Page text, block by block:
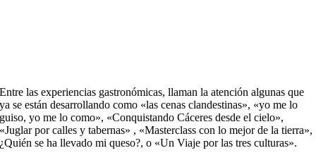
Entre las experiencias gastronómicas, llaman la atención algunas que
ya se están desarrollando como «las cenas clandestinas», «yo me lo
guiso, yo me lo como», «Conquistando Cáceres desde el cielo»,
«Juglar por calles y tabernas» , «Masterclass con lo mejor de la tierra»,
¿Quién se ha llevado mi queso?, o «Un Viaje por las tres culturas».